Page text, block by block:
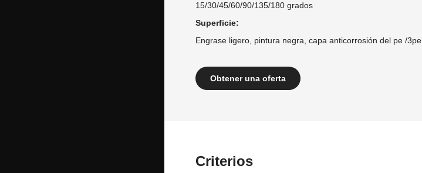
15/30/45/60/90/135/180 grados
Superficie:
Engrase ligero, pintura negra, capa anticorrosión del pe /3pe
Obtener una oferta
Criterios